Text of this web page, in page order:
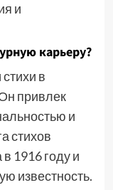
и
карьеру?
в
привлек
и
стихов
1916 году и
известность.